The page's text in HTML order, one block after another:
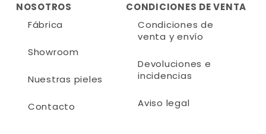
NOSOTROS
Fábrica
Showroom
Nuestras pieles
Contacto
CONDICIONES DE VENTA
Condiciones de
venta y envío
Devoluciones e
incidencias
Aviso legal